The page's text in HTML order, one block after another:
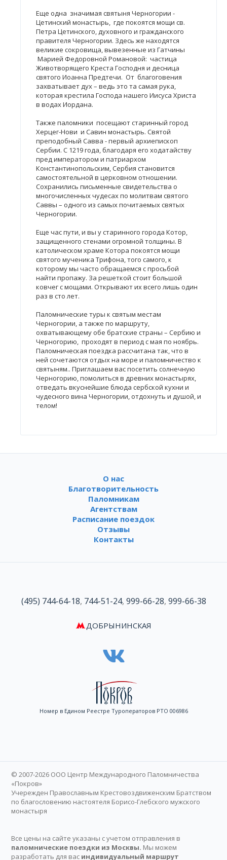
Еще одна значимая святыня Черногории -
Цетинский монастырь, где покоятся мощи св.
Петра Цетинского, духовного и гражданского
правителя Черногории. Здесь же находятся
великие сокровища, вывезенные из Гатчины
Марией Федоровной Романовой: частица
Животворящего Креста Господня и десница
святого Иоанна Предтечи. От благоговения
захватывает дух – ведь это та самая рука,
которая крестила Господа нашего Иисуса Христа
в водах Иордана.
Также паломники посещают старинный город
Херцег-Нови и Савин монастырь. Святой
преподобный Савва - первый архиепископ
Сербии. С 1219 года, благодаря его ходатайству
пред императором и патриархом
Константинопольским, Сербия становится
самостоятельной в церковном отношении.
Сохранились письменные свидетельства о
многочисленных чудесах по молитвам святого
Саввы – одного из самых почитаемых святых
Черногории.
Еще час пути, и вы у старинного города Котор,
защищенного стенами огромной толщины. В
католическом храме Котора покоятся мощи
святого мученика Трифона, того самого, к
которому мы часто обращаемся с просьбой
найти пропажу. За решеткой стоит большой
ковчег с мощами. Открывают их всего лишь один
раз в сто лет.
Паломнические туры к святым местам
Черногории, а также по маршруту,
охватывающему обе братские страны – Сербию и
Черногорию, проходят в период с мая по ноябрь.
Паломническая поездка рассчитана так, что в
ней сочетаются отдых на море и паломничество к
святыням.. Приглашаем вас посетить солнечную
Черногорию, помолиться в древних монастырях,
отведать вкуснейшие блюда сербской кухни и
чудесного вина Черногории, отдохнуть и душой, и
телом!
О нас
Благотворительность
Паломникам
Агентствам
Расписание поездок
Отзывы
Контакты
(495) 744-64-18, 744-51-24, 999-66-28, 999-66-38
ДОБРЫНИНСКАЯ
Номер в Едином Реестре Туроператоров РТО 006986
© 2007-2026 ООО Центр Международного Паломничества
«Покров»
Учережден Православным Крестовоздвиженским Братством
по благословению настоятеля Борисо-Глебского мужского
монастыря
Все цены на сайте указаны с учетом отправления в
паломнические поездки из Москвы. Мы можем
разработать для вас индивидуальный маршрут